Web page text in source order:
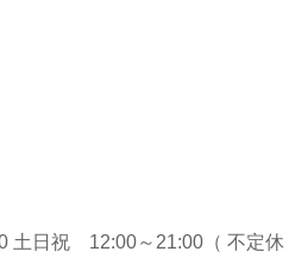
土日祝 12:00～21:00（ 不定休